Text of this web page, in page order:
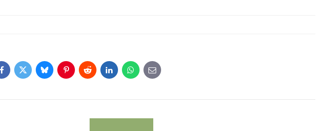
FacebookTwitterBlueskyPinterestRedditLinkedInWhatsApp
E-
mail